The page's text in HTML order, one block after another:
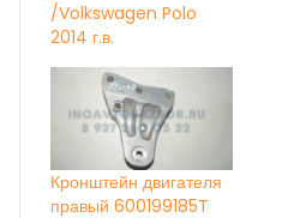
/Volkswagen Polo
2014 г.в.
Кронштейн двигателя
правый 600199185T